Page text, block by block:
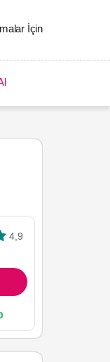
İçin
4,9